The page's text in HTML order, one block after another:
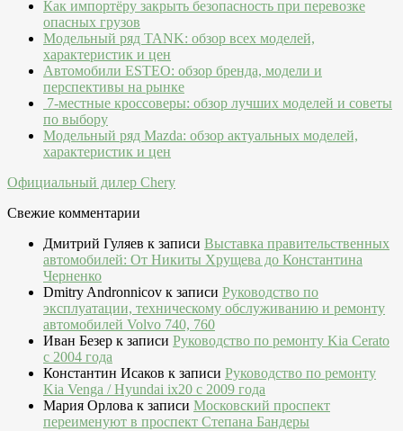
Как импортёру закрыть безопасность при перевозке
опасных грузов
Модельный ряд TANK: обзор всех моделей,
характеристик и цен
Автомобили ESTEO: обзор бренда, модели и
перспективы на рынке
7-местные кроссоверы: обзор лучших моделей и советы
по выбору
Модельный ряд Mazda: обзор актуальных моделей,
характеристик и цен
Официальный дилер Chery
Свежие комментарии
Дмитрий Гуляев к записи Выставка правительственных
автомобилей: От Никиты Хрущева до Константина
Черненко
Dmitry Andronnicov к записи Руководство по
эксплуатации, техническому обслуживанию и ремонту
автомобилей Volvo 740, 760
Иван Безер к записи Руководство по ремонту Kia Cerato
c 2004 года
Константин Исаков к записи Руководство по ремонту
Kia Venga / Hyundai ix20 c 2009 года
Мария Орлова к записи Московский проспект
переименуют в проспект Степана Бандеры